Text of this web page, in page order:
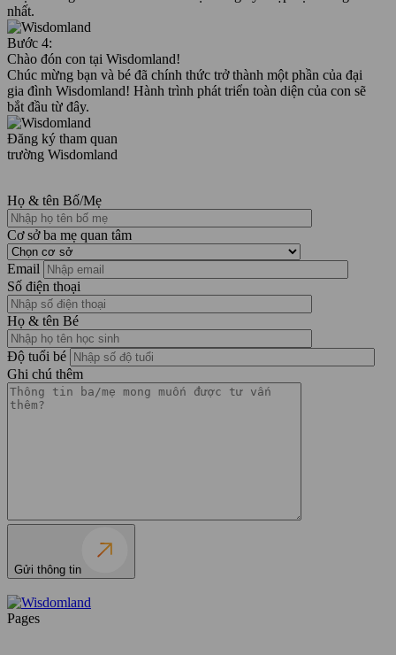
nhất.
Bước 4:
Chào đón con tại Wisdomland!
Chúc mừng bạn và bé đã chính thức trở thành một phần của đại
gia đình Wisdomland! Hành trình phát triển toàn diện của con sẽ
bắt đầu từ đây.
Đăng ký tham quan
trường Wisdomland
Họ & tên Bố/Mẹ
Cơ sở ba mẹ quan tâm
Email
Số điện thoại
Họ & tên Bé
Độ tuổi bé
Ghi chú thêm
Gửi thông tin
Pages